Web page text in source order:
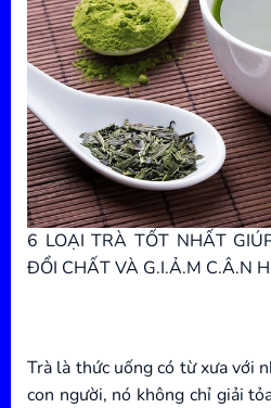
6 LOẠI TRÀ TỐT NHẤT
ĐỔI CHẤT VÀ G.I.Ả.M C.Â.N
Trà là thức uống có từ xưa với
con người, nó không chỉ giải